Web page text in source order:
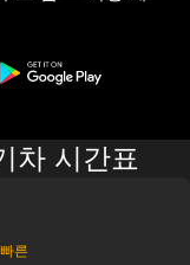
차 시간표
른